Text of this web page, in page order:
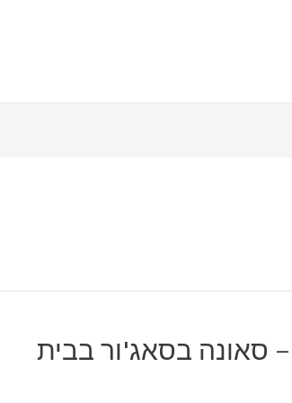
סאונה בסאג'ור בבית